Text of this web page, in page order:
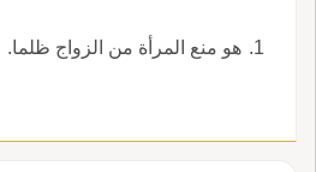
قال أَبو منصور أَحْسَبه (* قوله [
العَصَلة، بالصاد المهملة،
‏هو منع المرأة من الزواج ظلما‏.